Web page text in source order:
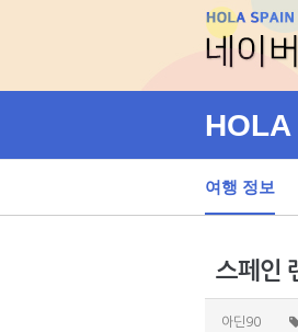
HOLA
여행 정보
스페인
아딘90